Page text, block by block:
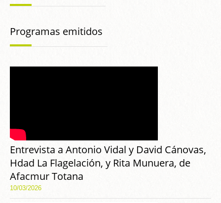
Programas emitidos
Entrevista a Antonio Vidal y David Cánovas,
Hdad La Flagelación, y Rita Munuera, de
Afacmur Totana
10/03/2026